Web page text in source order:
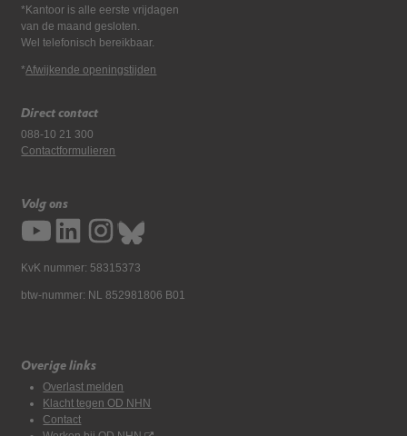
*Kantoor is alle eerste vrijdagen
van de maand gesloten.
Wel telefonisch bereikbaar.
*Afwijkende openingstijden
Direct contact
088-10 21 300
Contactformulieren
Volg ons
KvK nummer: 58315373
btw-nummer: NL 852981806 B01
Overige links
Overlast melden
Klacht tegen OD NHN
Contact